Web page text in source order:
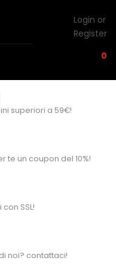
Login or
Register
0
superiori a 59€!
te un coupon del 10%!
SSL!
noi? contattaci!